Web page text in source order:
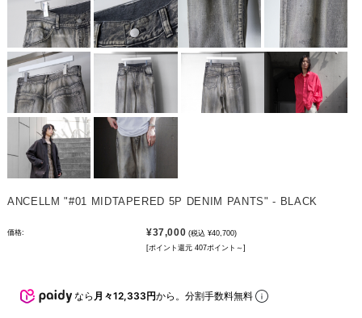
ANCELLM "#01 MIDTAPERED 5P DENIM PANTS" - BLACK
価格: ¥37,000 (税込 ¥40,700)
[ポイント還元 407ポイント～]
なら 月々12,333円から。分割手数料無料